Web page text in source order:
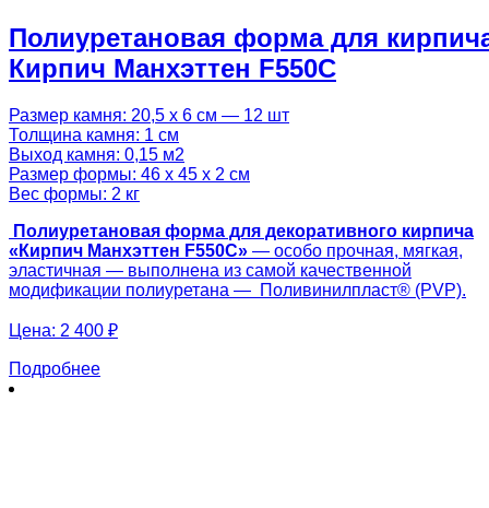
Полиуретановая форма для
Кирпич Манхэттен F550C
Размер камня: 20,5 х 6 см — 12 шт
Толщина камня: 1 см
Выход камня: 0,15 м2
Размер формы: 46 х 45 х 2 см
Вес формы: 2 кг
Полиуретановая форма для декоративного кирпича
«Кирпич Манхэттен F550C» — особо прочная, мягкая,
эластичная — выполнена из самой качественной
модификации полиуретана — Поливинилпласт® (PVP).
Цена: 2 400 ₽
Подробнее